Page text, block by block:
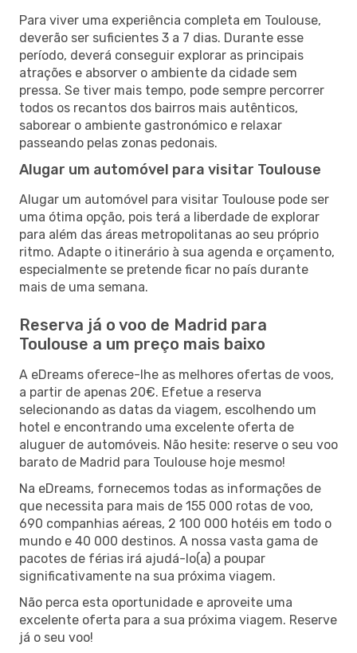
Para viver uma experiência completa em Toulouse,
deverão ser suficientes 3 a 7 dias. Durante esse
período, deverá conseguir explorar as principais
atrações e absorver o ambiente da cidade sem
pressa. Se tiver mais tempo, pode sempre percorrer
todos os recantos dos bairros mais autênticos,
saborear o ambiente gastronómico e relaxar
passeando pelas zonas pedonais.
Alugar um automóvel para visitar Toulouse
Alugar um automóvel para visitar Toulouse pode ser
uma ótima opção, pois terá a liberdade de explorar
para além das áreas metropolitanas ao seu próprio
ritmo. Adapte o itinerário à sua agenda e orçamento,
especialmente se pretende ficar no país durante
mais de uma semana.
Reserva já o voo de Madrid para
Toulouse a um preço mais baixo
A eDreams oferece-lhe as melhores ofertas de voos,
a partir de apenas 20€. Efetue a reserva
selecionando as datas da viagem, escolhendo um
hotel e encontrando uma excelente oferta de
aluguer de automóveis. Não hesite: reserve o seu voo
barato de Madrid para Toulouse hoje mesmo!
Na eDreams, fornecemos todas as informações de
que necessita para mais de 155 000 rotas de voo,
690 companhias aéreas, 2 100 000 hotéis em todo o
mundo e 40 000 destinos. A nossa vasta gama de
pacotes de férias irá ajudá-lo(a) a poupar
significativamente na sua próxima viagem.
Não perca esta oportunidade e aproveite uma
excelente oferta para a sua próxima viagem. Reserve
já o seu voo!